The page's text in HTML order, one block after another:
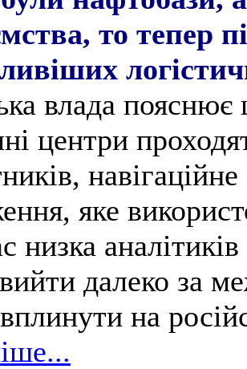
то тепер
влада
центри
яке
низка
далеко за
на